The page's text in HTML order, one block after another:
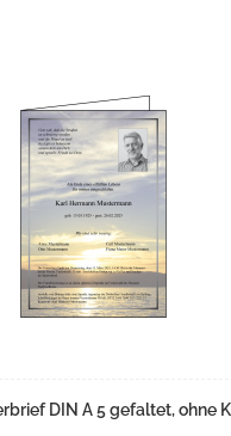
DIN A 5 gefaltet, ohne